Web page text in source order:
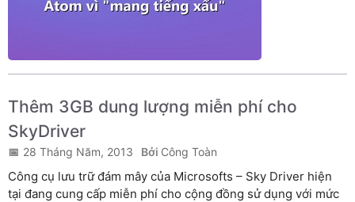
Thêm 3GB dung lượng miễn phí cho
SkyDriver
28 Tháng Năm, 2013 Công Toàn
Công cụ lưu trữ đám mây của Microsofts – Sky Driver hiện
tại đang cung cấp miễn phí cho cộng đồng sử dụng với mức